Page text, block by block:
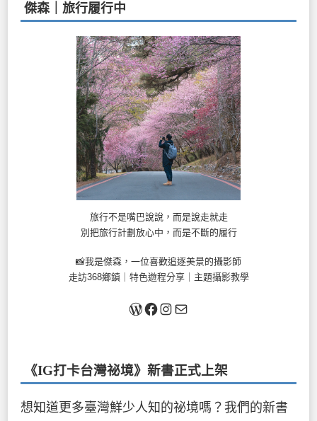
傑森｜旅行履行中
旅行不是嘴巴說說，而是說走就走
別把旅行計劃放心中，而是不斷的履行
📸我是傑森，一位喜歡追逐美景的攝影師
走訪368鄉鎮｜特色遊程分享｜主題攝影教學
關於我Facebook
Instagram
《IG打卡台灣祕境》新書正式上架
想知道更多臺灣鮮少人知的祕境嗎？我們的新書